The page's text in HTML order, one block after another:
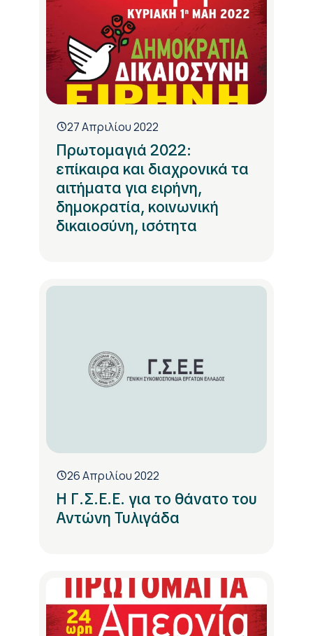
27 Απριλίου 2022
Πρωτομαγιά 2022:
επίκαιρα και διαχρονικά τα
αιτήματα για ειρήνη,
δημοκρατία, κοινωνική
δικαιοσύνη, ισότητα
26 Απριλίου 2022
Η Γ.Σ.Ε.Ε. για το θάνατο του
Αντώνη Τυλιγάδα